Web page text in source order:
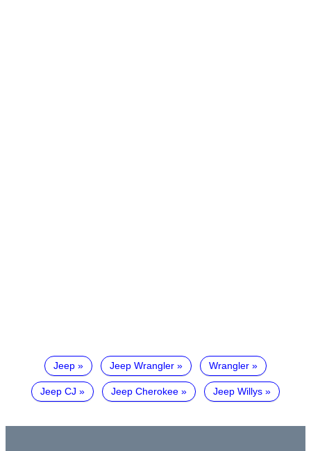
Jeep Jeep Wrangler Wrangler
Jeep CJ Jeep Cherokee Jeep Willys